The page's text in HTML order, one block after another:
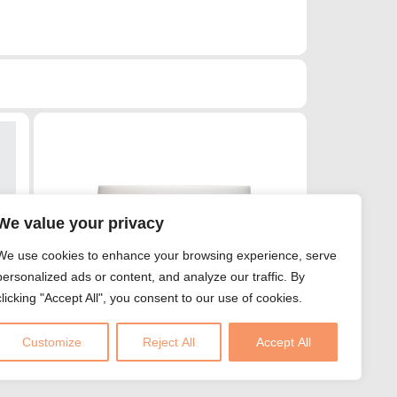
value your privacy
use cookies to enhance your browsing experience, serve
ads or content, and analyze our traffic. By
"Accept All", you consent to our use of cookies.
Customize Reject All Accept All